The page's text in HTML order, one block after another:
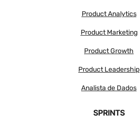
Product Analytics
Product Marketing
Product Growth
Product Leadership
Analista de Dados
SPRINTS